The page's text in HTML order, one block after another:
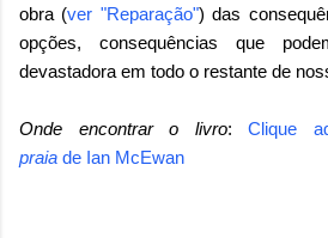
obra (ver "Reparação") das
opções, consequências que
devastadora em todo o restante de
Onde encontrar o livro: Clique
praia de Ian McEwan